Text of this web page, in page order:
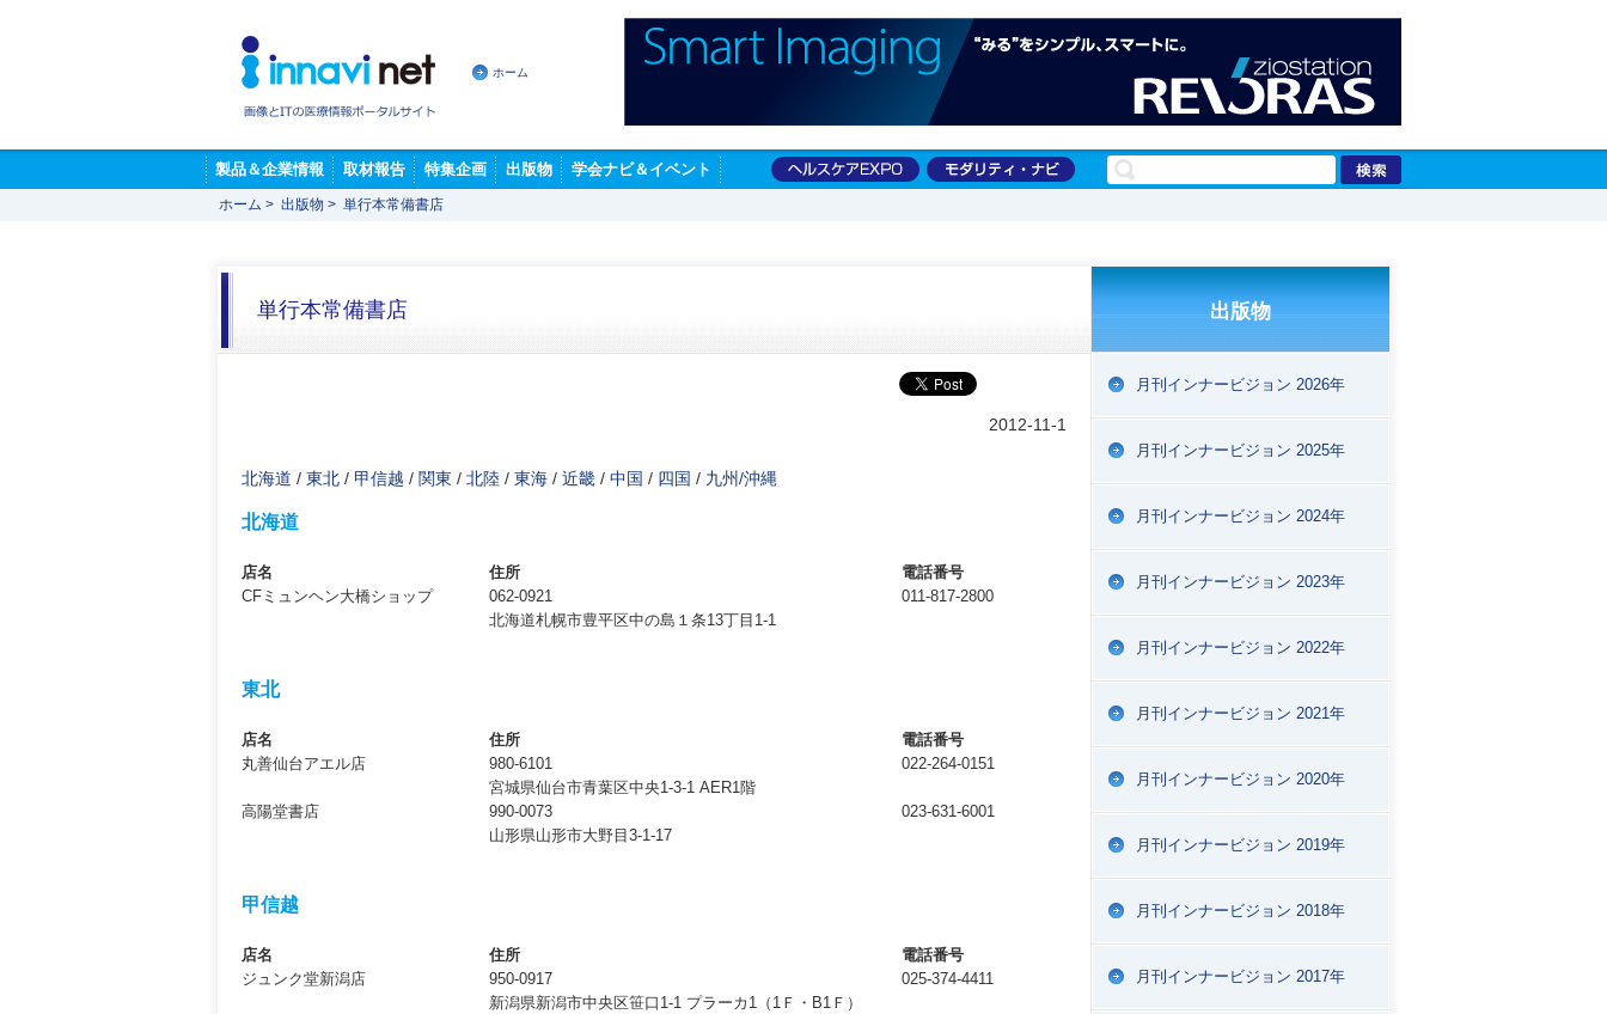
ホーム
製品＆企業情報 取材報告 特集企画 出版物 学会ナビ＆イベント
ホーム > 出版物 > 単行本常備書店
単行本常備書店
2012-11-1
北海道 / 東北 / 甲信越 / 関東 / 北陸 / 東海 / 近畿 / 中国 / 四国 / 九州/沖縄
北海道
店名 住所
電話番号
CFミュンヘン大橋ショップ
062-0921
北海道札幌市豊平区中の島１条13丁目1-1
011-817-2800
東北
店名 住所
電話番号
丸善仙台アエル店
980-6101
宮城県仙台市青葉区中央1-3-1 AER1階
022-264-0151
高陽堂書店
990-0073
山形県山形市大野目3-1-17
023-631-6001
甲信越
店名 住所
電話番号
ジュンク堂新潟店
950-0917
新潟県新潟市中央区笹口1-1 プラーカ1（1Ｆ・B1Ｆ）
025-374-4411
出版物
月刊インナービジョン 2026年
月刊インナービジョン 2025年
月刊インナービジョン 2024年
月刊インナービジョン 2023年
月刊インナービジョン 2022年
月刊インナービジョン 2021年
月刊インナービジョン 2020年
月刊インナービジョン 2019年
月刊インナービジョン 2018年
月刊インナービジョン 2017年